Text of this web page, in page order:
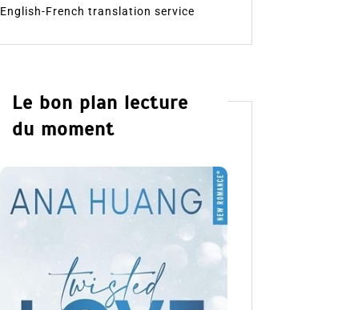
English-French translation service
Le bon plan lecture
du moment